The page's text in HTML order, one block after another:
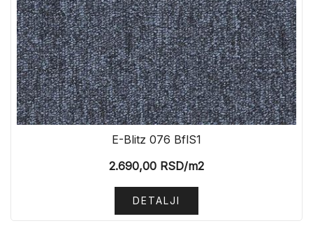
E-Blitz 076 BflS1
2.690,00 RSD/m2
DETALJI